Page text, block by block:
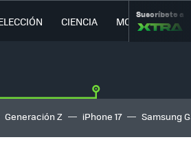
CIENCIA MOVILIDAD
Suscríbete a
Generación Z iPhone 17 Samsung